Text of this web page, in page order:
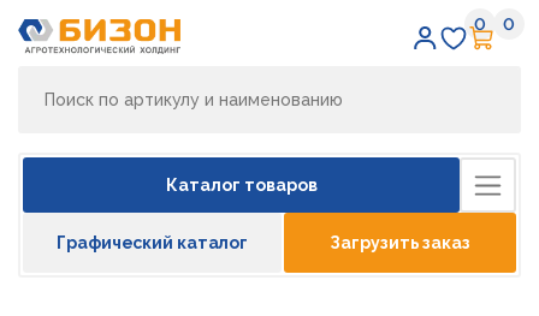
0 0
Каталог товаров
Графический каталог Загрузить заказ